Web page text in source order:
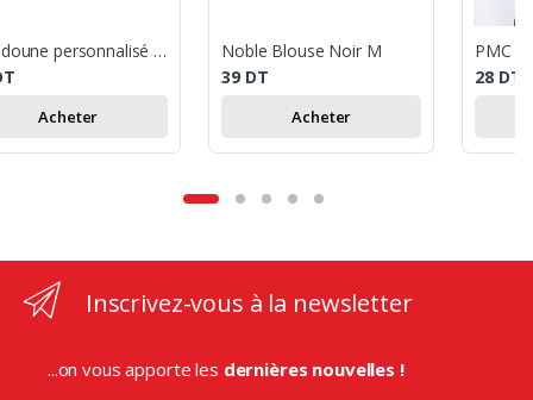
Doudoune personnalisé 2XL
Acheter
Noble Blouse Noir M
39 DT
Acheter
PMC
28 DT
Inscrivez-vous à la newsletter
...on vous apporte les dernières nouvelles !